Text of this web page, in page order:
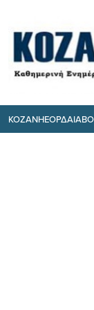
ΚΟΖΑΝΗΕΟΡΔΑΙΑ